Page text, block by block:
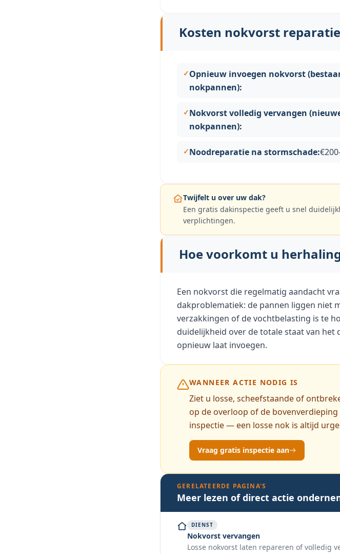
Kosten nokvorst
Opnieuw invoegen nokvorst
nokpannen):
Nokvorst volledig vervangen
nokpannen):
Noodreparatie na stormschade:
Twijfelt u over uw dak?
Een gratis dakinspectie geeft u snel
verplichtingen.
Hoe voorkomt u
Een nokvorst die regelmatig aandacht
dakproblematiek: de pannen liggen niet
verzakkingen of de vochtbelasting is te
duidelijkheid over de totale staat van
opnieuw laat invoegen.
WANNEER ACTIE NODIG IS
Ziet u losse, scheefstaande of
op de overloop of de
inspectie — een losse nok is altijd
Vraag gratis inspectie aan
GERELATEERDE PAGINA'S
Meer lezen of direct actie
DIENST
Nokvorst vervangen
Losse nokvorst laten repareren of volledig